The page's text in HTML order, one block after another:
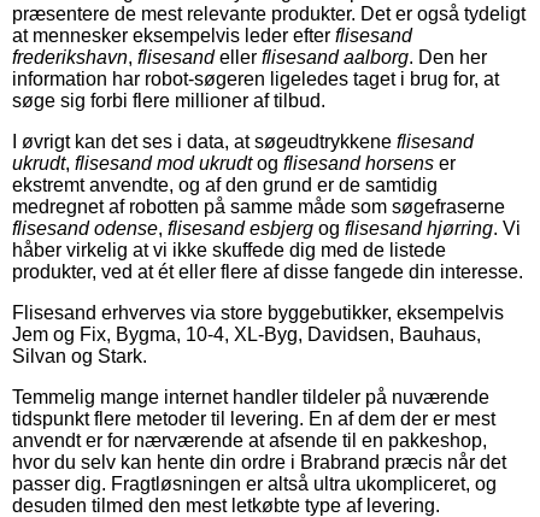
præsentere de mest relevante produkter. Det er også tydeligt
at mennesker eksempelvis leder efter flisesand
frederikshavn, flisesandeller flisesand aalborg. Den her
information har robot-søgeren ligeledes taget i brug for, at
søge sig forbi flere millioner af tilbud.
I øvrigt kan det ses i data, at søgeudtrykkene flisesand
ukrudt, flisesand mod ukrudtog flisesand horsens er
ekstremt anvendte, og af den grund er de samtidig
medregnet af robotten på samme måde som søgefraserne
flisesand odense, flisesand esbjerg og flisesand hjørring. Vi
håber virkelig at vi ikke skuffede dig med de listede
produkter, ved at ét eller flere af disse fangede din interesse.
Flisesand erhverves via store byggebutikker, eksempelvis
Jem og Fix, Bygma, 10-4, XL-Byg, Davidsen, Bauhaus,
Silvan og Stark.
Temmelig mange internet handler tildeler på nuværende
tidspunkt flere metoder til levering. En af dem der er mest
anvendt er for nærværende at afsende til en pakkeshop,
hvor du selv kan hente din ordre i Brabrand præcis når det
passer dig. Fragtløsningen er altså ultra ukompliceret, og
desuden tilmed den mest letkøbte type af levering.